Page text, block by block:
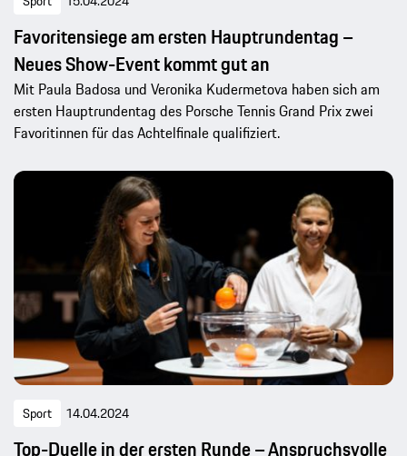
Favoritensiege am ersten Hauptrundentag –
Neues Show-Event kommt gut an
Mit Paula Badosa und Veronika Kudermetova haben sich am
ersten Hauptrundentag des Porsche Tennis Grand Prix zwei
Favoritinnen für das Achtelfinale qualifiziert.
Sport 14.04.2024
Top-Duelle in der ersten Runde – Anspruchsvolle